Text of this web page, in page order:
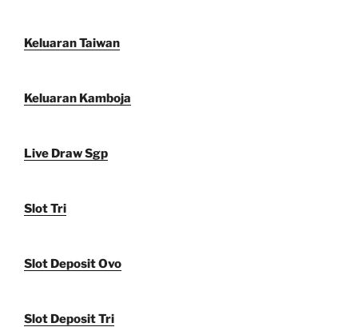
Keluaran Taiwan
Keluaran Kamboja
Live Draw Sgp
Slot Tri
Slot Deposit Ovo
Slot Deposit Tri